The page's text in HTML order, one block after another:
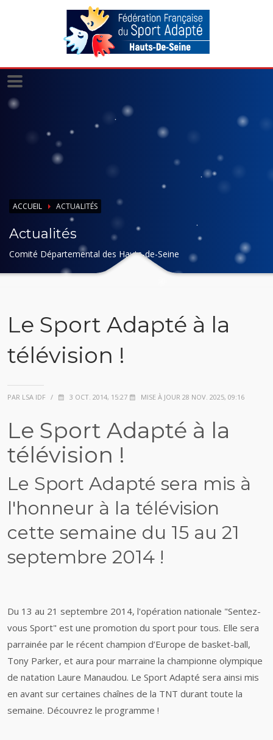
ACCUEIL ACTUALITÉS
Actualités
Comité Départemental des Hauts-de-Seine
Le Sport Adapté à la
télévision !
PAR LSA IDF / 3 OCT. 2014, 15:27 MISE À JOUR 28 NOV. 2025, 09:16
Le Sport Adapté à la
télévision !
Le Sport Adapté sera mis à
l'honneur à la télévision
cette semaine du 15 au 21
septembre 2014 !
Du 13 au 21 septembre 2014, l'opération nationale "Sentez-
vous Sport" est une promotion du sport pour tous. Elle sera
parrainée par le récent champion d’Europe de basket-ball,
Tony Parker, et aura pour marraine la championne olympique
de natation Laure Manaudou. Le Sport Adapté sera ainsi mis
en avant sur certaines chaînes de la TNT durant toute la
semaine. Découvrez le programme !
Panneau de gestion des cookies